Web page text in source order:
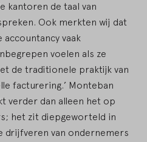
kantoren de taal van
Ook merkten wij dat
accountancy vaak
voelen als ze
de traditionele praktijk van
facturering.’ Monteban
verder dan alleen het op
het zit diepgeworteld in
drijfveren van ondernemers